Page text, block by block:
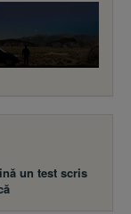
un test scris